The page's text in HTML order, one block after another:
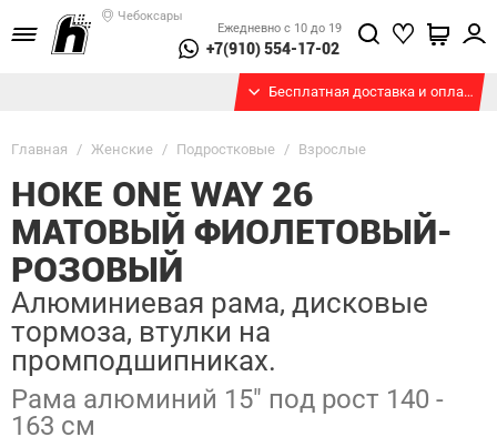
Чебоксары
Ежедневно с 10 до 19
+7(910) 554-17-02
Бесплатная доставка и оплата при получении
Главная / Женские / Подростковые / Взрослые
HOKE ONE WAY 26
МАТОВЫЙ ФИОЛЕТОВЫЙ-
РОЗОВЫЙ
Алюминиевая рама, дисковые
тормоза, втулки на
промподшипниках.
Рама алюминий 15" под рост 140 -
163 см